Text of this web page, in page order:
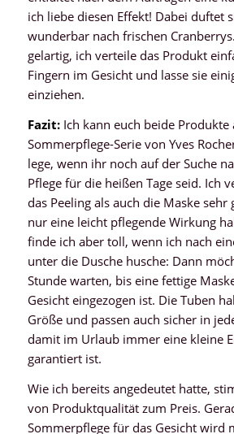
ich liebe diesen Effekt! Dabei duftet
wunderbar nach frischen
gelartig, ich verteile das Produkt
Fingern im Gesicht und lasse sie
einziehen.
Fazit:Ich kann euch beide Produkte
Sommerpflege-Serie von Yves
lege, wenn ihr noch auf der Suche
Pflege für die heißen Tage seid. Ich
das Peeling als auch die Maske
nur eine leicht pflegende Wirkung
finde ich aber toll, wenn ich nach
unter die Dusche husche: Dann
Stunde warten, bis eine fettige
Gesicht eingezogen ist. Die Tuben
Größe und passen auch sicher in
damit im Urlaub immer eine kleine
garantiert ist.
Wie ich bereits angedeutet hatte,
von Produktqualität zum Preis.
Sommerpflege für das Gesicht wird